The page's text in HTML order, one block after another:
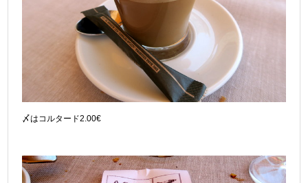
〆はコルタード2.00€